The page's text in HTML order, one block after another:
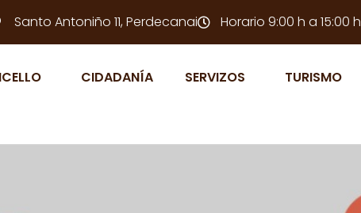
Santo Antoniño 11, Perdecanai Horario 9:00 h a 15:00 h
CIDADANÍA SERVIZOS TURISMO